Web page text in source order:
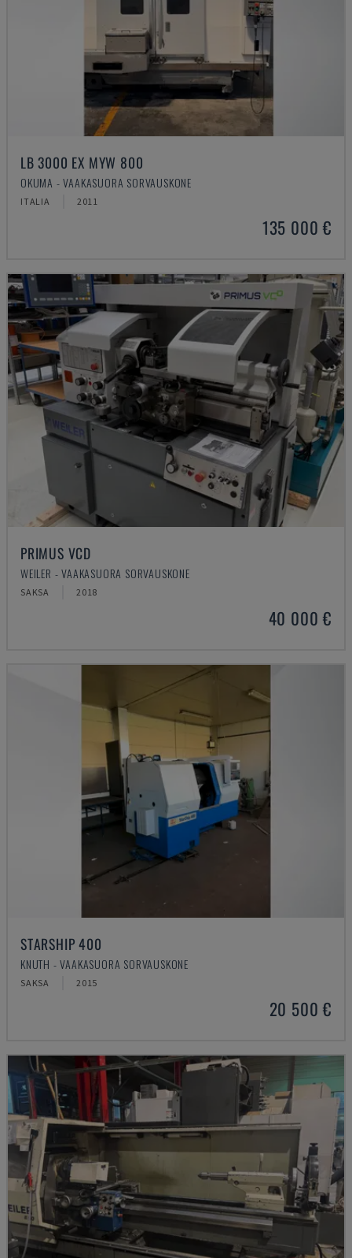
LB 3000 EX MYW 800
OKUMA - VAAKASUORA SORVAUSKONE
ITALIA 2011
135 000 €
PRIMUS VCD
WEILER - VAAKASUORA SORVAUSKONE
SAKSA 2018
40 000 €
STARSHIP 400
KNUTH - VAAKASUORA SORVAUSKONE
SAKSA 2015
20 500 €